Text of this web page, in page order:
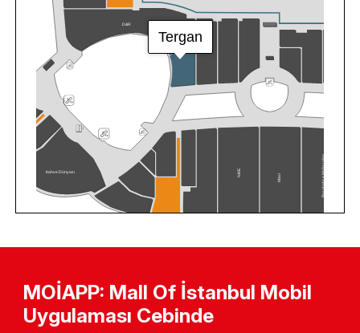
MOİAPP: Mall Of İstanbul Mobil
Uygulaması Cebinde